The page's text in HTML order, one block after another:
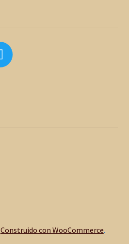
Construido con WooCommerce.